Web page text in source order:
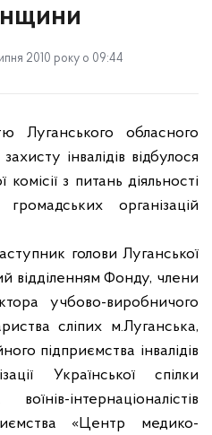
2010 року о 09:44
Луганського обласного
інвалідів відбулося
з питань діяльності
організацій
голови Луганської
відділенням Фонду, члени
учбово-виробничого
сліпих м.Луганська,
підприємства інвалідів
Української спілки
інтернаціоналістів
«Центр медико-